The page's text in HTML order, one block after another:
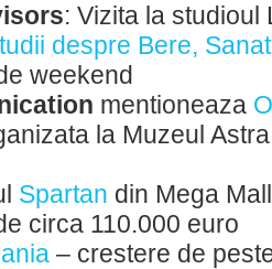
: Vizita la studioul
despre Bere,
weekend
mentioneaza
la Muzeul
Spartan din Mega
circa 110.000 euro
– crestere de